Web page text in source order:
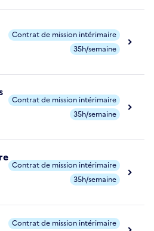
Contrat de mission intérimaire
35h/semaine
Contrat de mission intérimaire
35h/semaine
Contrat de mission intérimaire
35h/semaine
Contrat de mission intérimaire